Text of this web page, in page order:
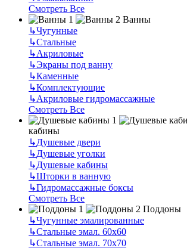
Смотреть Все
Ванны
↳Чугунные
↳Стальные
↳Акриловые
↳Экраны под ванну
↳Каменные
↳Комплектующие
↳Акриловые гидромассажные
Смотреть Все
кабины
↳Душевые двери
↳Душевые уголки
↳Душевые кабины
↳Шторки в ванную
↳Гидромассажные боксы
Смотреть Все
Поддоны
↳Чугунные эмалированные
↳Стальные эмал. 60х60
↳Стальные эмал. 70х70